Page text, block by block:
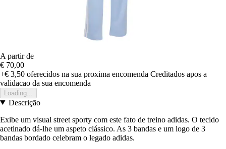
A partir de
€ 70,00
+€ 3,50 oferecidos na sua proxima encomenda Creditados apos a
validacao da sua encomenda
Loading...
Descrição
Exibe um visual street sporty com este fato de treino adidas. O tecido
acetinado dá-lhe um aspeto clássico. As 3 bandas e um logo de 3
bandas bordado celebram o legado adidas.